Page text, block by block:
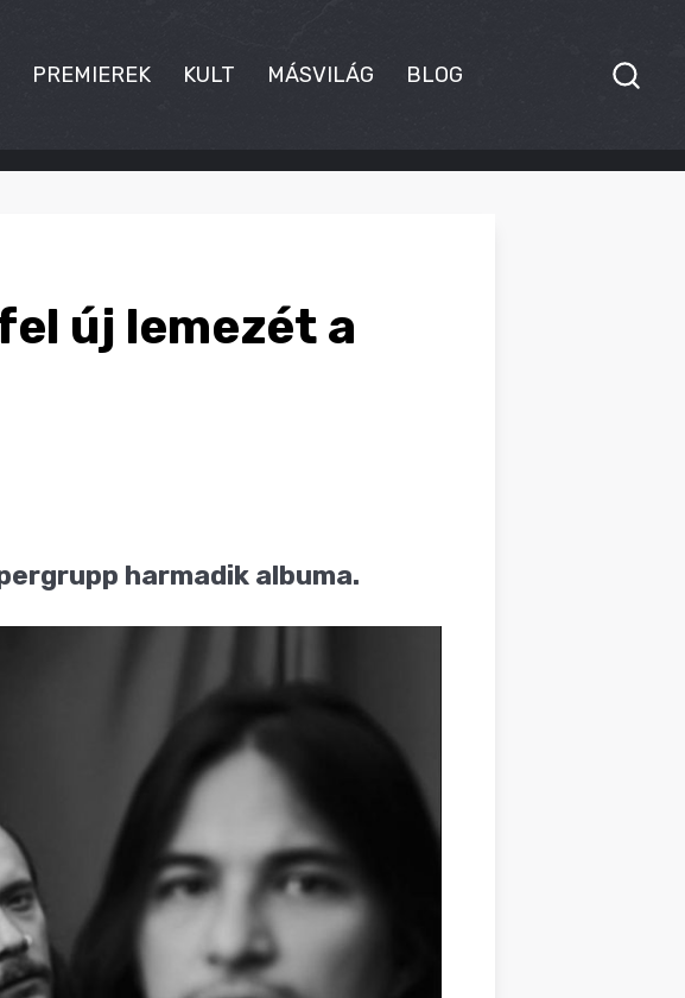
PREMIEREK KULT MÁSVILÁG BLOG
új lemezét a
harmadik albuma.